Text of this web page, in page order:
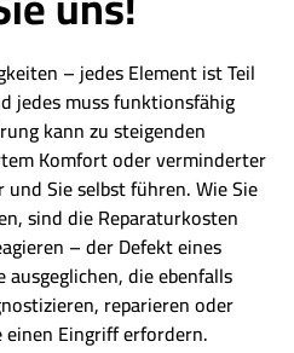
– jedes Element ist Teil
jedes muss funktionsfähig
kann zu steigenden
Komfort oder verminderter
Sie selbst führen. Wie Sie
sind die Reparaturkosten
– der Defekt eines
die ebenfalls
reparieren oder
einen Eingriff erfordern.